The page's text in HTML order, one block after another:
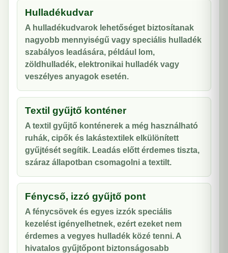
Hulladékudvar
A hulladékudvarok lehetőséget biztosítanak
nagyobb mennyiségű vagy speciális hulladék
szabályos leadására, például lom,
zöldhulladék, elektronikai hulladék vagy
veszélyes anyagok esetén.
Textil gyűjtő konténer
A textil gyűjtő konténerek a még használható
ruhák, cipők és lakástextilek elkülönített
gyűjtését segítik. Leadás előtt érdemes tiszta,
száraz állapotban csomagolni a textilt.
Fénycső, izzó gyűjtő pont
A fénycsövek és egyes izzók speciális
kezelést igényelhetnek, ezért ezeket nem
érdemes a vegyes hulladék közé tenni. A
hivatalos gyűjtőpont biztonságosabb